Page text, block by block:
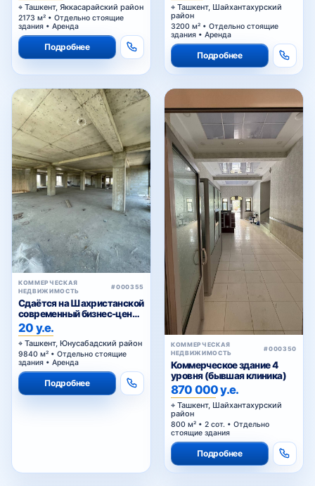
Ташкент, Яккасарайский район
2173 м² • Отдельно стоящие
здания • Аренда
Подробнее
Ташкент, Шайхантахурский
район
3200 м² • Отдельно стоящие
здания • Аренда
Подробнее
КОММЕРЧЕСКАЯ
НЕДВИЖИМОСТЬ
#000355
Сдаётся на Шахристанской
современный бизнес-центр
в аренду
20 у.е.
Ташкент, Юнусабадский район
9840 м² • Отдельно стоящие
здания • Аренда
Подробнее
КОММЕРЧЕСКАЯ
НЕДВИЖИМОСТЬ
#000350
Коммерческое здание 4
уровня (бывшая клиника)
870 000 у.е.
Ташкент, Шайхантахурский
район
800 м² • 2 сот. • Отдельно
стоящие здания
Подробнее